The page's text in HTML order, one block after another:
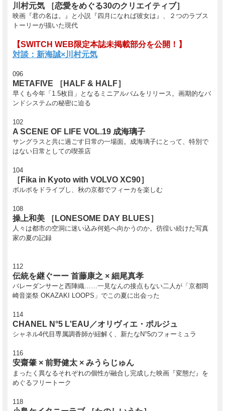
川村元気 ［恋愛をめぐる30のクリエイティブ］
映画『君の名は。』と小説『四月になれば彼女は』、２つのラブス
トーリーが描いた現代
【SWITCH WEB限定本誌未掲載部分を公開！】
対談：新海誠×川村元気
096
METAFIVE ［HALF & HALF］
早くも今年「1.5枚目」となるミニアルバムをリリース。画期的なバ
ンドシステムの秘密に迫る
102
A SCENE OF LIFE VOL.19 成海璃子
サングラスと共に過ごす日常の一場面。成海璃子にとって、特別で
はない日常としての喫茶店
104
［Fika in Kyoto with VOLVO XC90］
ボルボをドライブし、秋の京都でフィーカを楽しむ
108
操上和美 ［LONESOME DAY BLUES］
人々は都市の空洞に迷い込み何処へ向かうのか。彷徨い続けた写真
家の夏の記録
112
伝統を継ぐーー 首藤康之 × 細尾真孝
バレーダンサーと西陣織……一見なんの接点もない二人が「京都岡
崎音楽祭 OKAZAKI LOOPS」でこの夏に出会った
114
CHANEL N°5 L'EAU／オリヴィエ・ポルジュ
シャネル4代目専属調香師が紐解く、新たなN°5のフォーミュラ
116
安齋肇 × 前野健太 × みうらじゅん
まったく異なるそれぞれの個性が融合し完成した映画『変態だ』を
めぐるフリートーク
118